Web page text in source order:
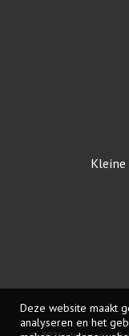
Deze website maakt
analyseren en het